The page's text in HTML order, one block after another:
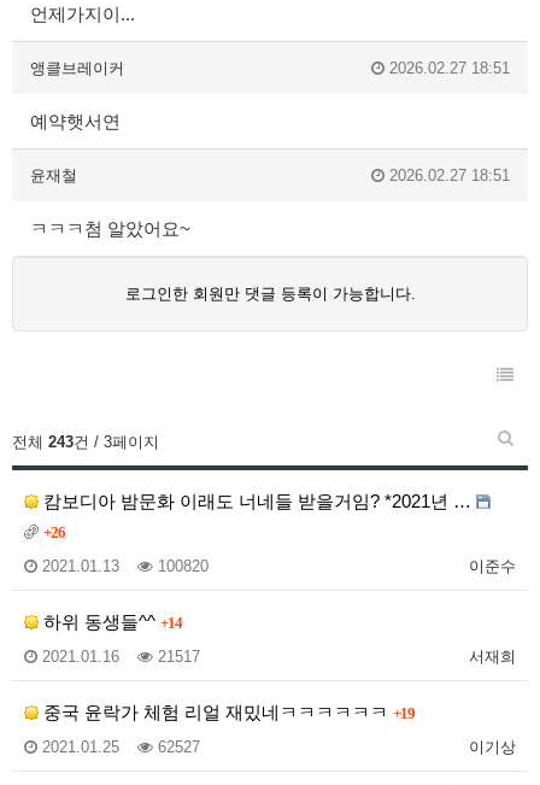
언제가지이...
앵클브레이커 2026.02.27 18:51
예약햇서연
윤재철 2026.02.27 18:51
ㅋㅋㅋ첨 알았어요~
로그인한 회원만 댓글 등록이 가능합니다.
전체 243건 / 3페이지
캄보디아 밤문화 이래도 너네들 받을거임? *2021년 …
+26
이준수
2021.01.13 100820
하위 동생들^^ +14
서재희
2021.01.16 21517
중국 윤락가 체험 리얼 재밌네ㅋㅋㅋㅋㅋㅋ +19
이기상
2021.01.25 62527